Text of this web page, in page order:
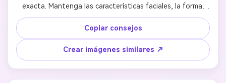
exacta. Mantenga las características faciales, la forma
corporal, el color de la piel y la identidad de ambas
personas sin cambios. Un abrazo debe sentirse íntimo y
natural, con una suave colocación de los brazos y un
contacto físico íntimo. Las expresiones deben mostrar
amor, calidez e intimidad emocional. Estilo fotográfico
realista, luz natural, composición equilibrada. Sin
estilización, sin dibujos animados, sin poses artificiales.
Copiar consejos
Crear imágenes similares ↗